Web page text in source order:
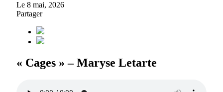
Le 8 mai, 2026
Partager
« Cages » – Maryse Letarte